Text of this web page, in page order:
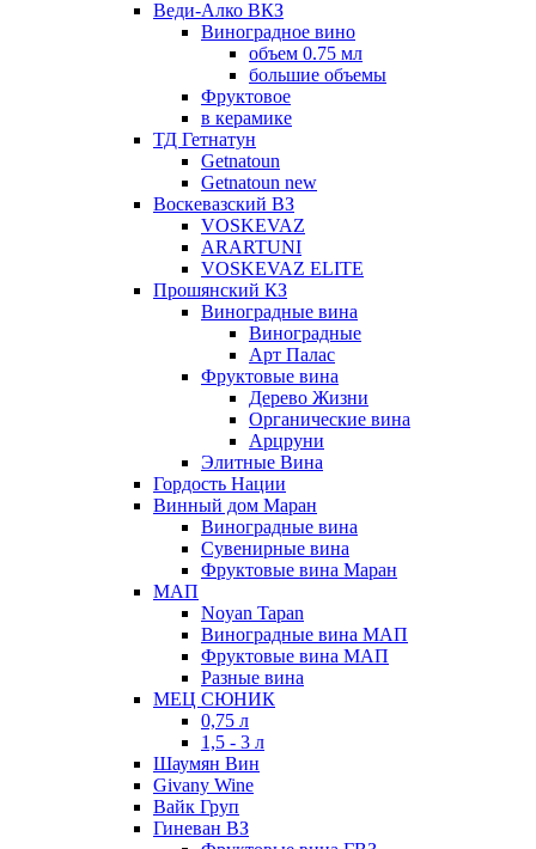
Веди-Алко ВКЗ
Виноградное вино
объем 0.75 мл
большие объемы
Фруктовое
в керамике
ТД Гетнатун
Getnatoun
Getnatoun new
Воскевазский ВЗ
VOSKEVAZ
ARARTUNI
VOSKEVAZ ELITE
Прошянский КЗ
Виноградные вина
Виноградные
Арт Палас
Фруктовые вина
Дерево Жизни
Органические вина
Арцруни
Элитные Вина
Гордость Нации
Винный дом Маран
Виноградные вина
Сувенирные вина
Фруктовые вина Маран
МАП
Noyan Tapan
Виноградные вина МАП
Фруктовые вина МАП
Разные вина
МЕЦ СЮНИК
0,75 л
1,5 - 3 л
Шаумян Вин
Givany Wine
Вайк Груп
Гиневан ВЗ